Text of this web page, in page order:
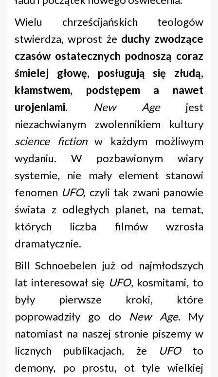
Wielu chrześcijańskich teologów
stwierdza, wprost że duchy zwodzące
czasów ostatecznych podnoszą coraz
śmielej głowę, posługują się złudą,
kłamstwem, podstępem a nawet
urojeniami. New Agejest
niezachwianym zwolennikiem kultury
science fictionw każdym możliwym
wydaniu. W pozbawionym wiary
systemie, nie mały element stanowi
fenomen UFO, czyli tak zwani panowie
świata z odległych planet, na temat,
których liczba filmów wzrosła
dramatycznie.
Bill Schnoebelen już od najmłodszych
lat interesował się UFO, kosmitami, to
były pierwsze kroki, które
poprowadziły go do New Age. My
natomiast na naszej stronie piszemy w
licznych publikacjach, że
UFOto
demony, po prostu, ot tyle wielkiej